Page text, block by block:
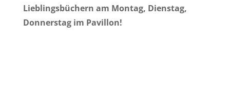
Lieblingsbüchern am Montag, Dienstag,
Donnerstag im Pavillon!